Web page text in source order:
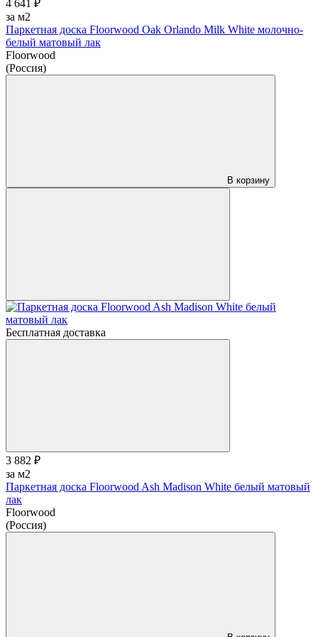
4 641 ₽
за м2
Паркетная доска Floorwood Oak Orlando Milk White молочно-
белый матовый лак
Floorwood
(Россия)
В корзину
Бесплатная доставка
3 882 ₽
за м2
Паркетная доска Floorwood Ash Madison White белый матовый
лак
Floorwood
(Россия)